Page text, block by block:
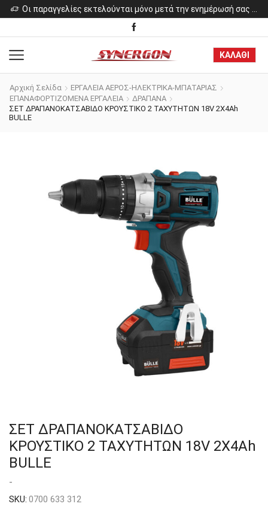
ΚΑΛΑΘΙ
Αρχική Σελίδα
ΕΡΓΑΛΕΙΑ ΑΕΡΟΣ-ΗΛΕΚΤΡΙΚΑ-ΜΠΑΤΑΡΙΑΣ
ΕΠΑΝΑΦΟΡΤΙΖΟΜΕΝΑ ΕΡΓΑΛΕΙΑ
ΔΡΑΠΑΝΑ
ΣΕΤ ΔΡΑΠΑΝΟΚΑΤΣΑΒΙΔΟ ΚΡΟΥΣΤΙΚΟ 2 ΤΑΧΥΤΗΤΩΝ 18V 2X4Ah
BULLE
ΣΕΤ ΔΡΑΠΑΝΟΚΑΤΣΑΒΙΔΟ
ΚΡΟΥΣΤΙΚΟ 2 ΤΑΧΥΤΗΤΩΝ 18V 2X4Ah
BULLE
-
SKU: 0700 633 312